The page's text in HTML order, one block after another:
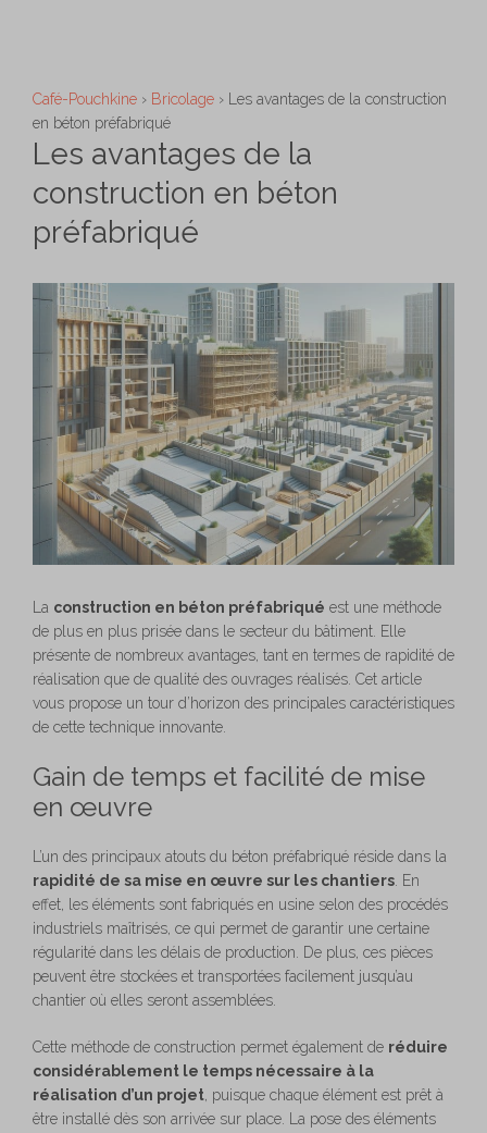
Café-Pouchkine › Bricolage ›
Les avantages de la construction
en béton préfabriqué
Les avantages de la
construction en béton
préfabriqué
La construction en béton préfabriqué est une méthode
de plus en plus prisée dans le secteur du bâtiment. Elle
présente de nombreux avantages, tant en termes de rapidité de
réalisation que de qualité des ouvrages réalisés. Cet article
vous propose un tour d’horizon des principales caractéristiques
de cette technique innovante.
Gain de temps et facilité de mise
en œuvre
L’un des principaux atouts du béton préfabriqué réside dans la
rapidité de sa mise en œuvre sur les chantiers . En
effet, les éléments sont fabriqués en usine selon des procédés
industriels maîtrisés, ce qui permet de garantir une certaine
régularité dans les délais de production. De plus, ces pièces
peuvent être stockées et transportées facilement jusqu’au
chantier où elles seront assemblées.
Cette méthode de construction permet également de réduire
considérablement le temps nécessaire à la
réalisation d’un projet , puisque chaque élément est prêt à
être installé dès son arrivée sur place. La pose des éléments